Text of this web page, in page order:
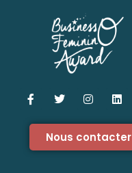
Nous contacter